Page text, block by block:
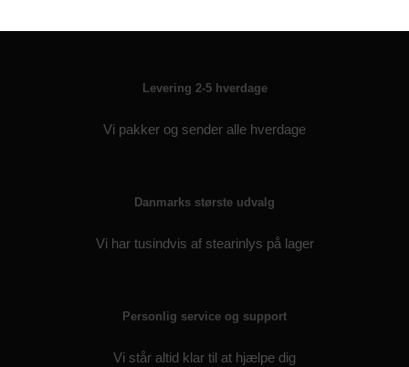
Levering 2-5 hverdage
Vi pakker og sender alle hverdage
Danmarks største udvalg
Vi har tusindvis af stearinlys på lager
Personlig service og support
Vi står altid klar til at hjælpe dig